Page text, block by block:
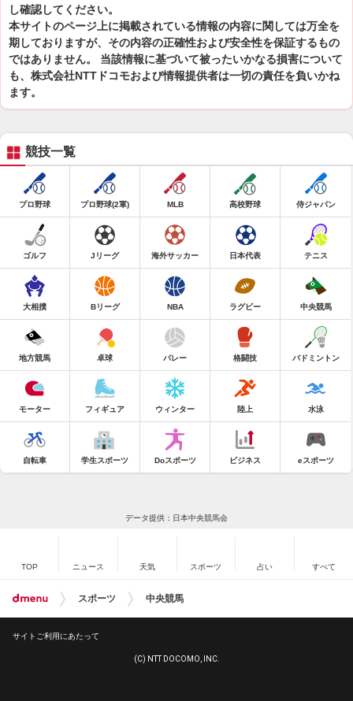
し確認してください。
本サイトのページ上に掲載されている情報の内容に関しては万全を
期しておりますが、その内容の正確性および安全性を保証するもの
ではありません。 当該情報に基づいて被ったいかなる損害について
も、株式会社NTTドコモおよび情報提供者は一切の責任を負いかね
ます。
競技一覧
プロ野球 プロ野球(2軍) MLB 高校野球 侍ジャパン
ゴルフ Jリーグ 海外サッカー 日本代表 テニス
大相撲 Bリーグ NBA ラグビー 中央競馬
地方競馬 卓球 バレー 格闘技 バドミントン
モーター フィギュア ウィンター 陸上 水泳
自転車 学生スポーツ Doスポーツ ビジネス eスポーツ
データ提供：日本中央競馬会
TOP ニュース 天気 スポーツ 占い すべて
スポーツ 中央競馬
サイトご利用にあたって
(C) NTT DOCOMO, INC.